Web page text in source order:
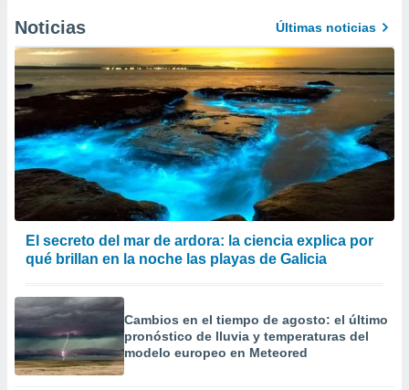
Noticias Últimas noticias
El secreto del mar de ardora: la ciencia explica por
qué brillan en la noche las playas de Galicia
Cambios en el tiempo de agosto: el último
pronóstico de lluvia y temperaturas del
modelo europeo en Meteored